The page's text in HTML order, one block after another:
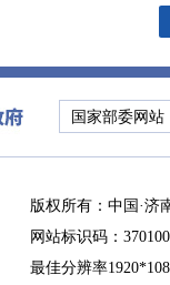
国家部委网站
版权所有：中国·济
网站标识码：
最佳分辨率